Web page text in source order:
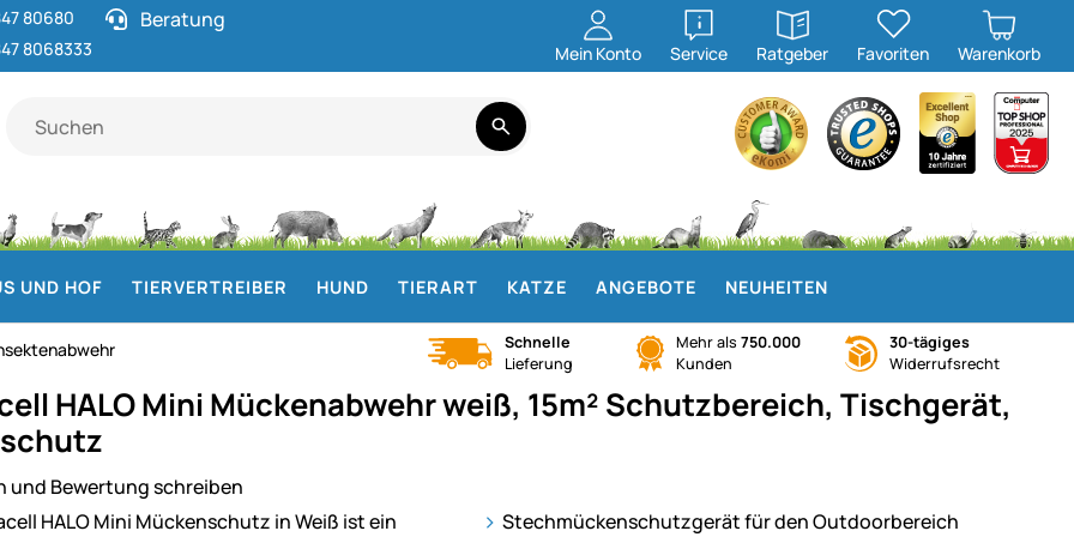
80680
8068333
Beratung
Mein Konto Service
öffnen
Ratgeber
öffnen
Favoriten Warenkorb
UND HOF TIERVERTREIBER HUND TIERART KATZE ANGEBOTE NEUHEITEN
Schnelle
Lieferung
Mehr als 750.000
Kunden
30-tägiges
Widerrufsrecht
HALO Mini Mückenabwehr weiß, 15m² Schutzbereich, Tischgerät,
und Bewertung schreiben
Stechmückenschutzgerät für den Outdoorbereich